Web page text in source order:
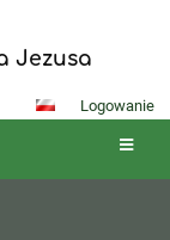
Jezusa
Logowanie